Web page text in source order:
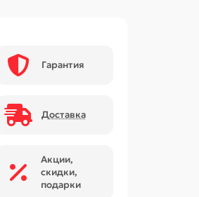
Гарантия
Доставка
Акции,
скидки,
подарки